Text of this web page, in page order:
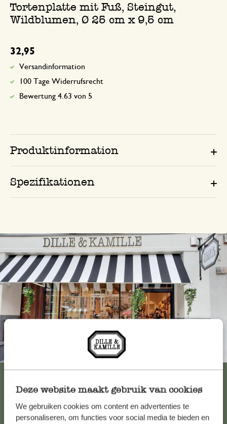
Deze website maakt gebruik van cookies
We gebruiken cookies om content en advertenties te
personaliseren, om functies voor social media te bieden en
Tortenplatte mit Fuß, Steingut,
Wildblumen, Ø 25 cm x 9,5 cm
32,95
Versandinformation
100 Tage Widerrufsrecht
Bewertung 4.63 von 5
Produktinformation
Spezifikationen
Immer in der Nähe